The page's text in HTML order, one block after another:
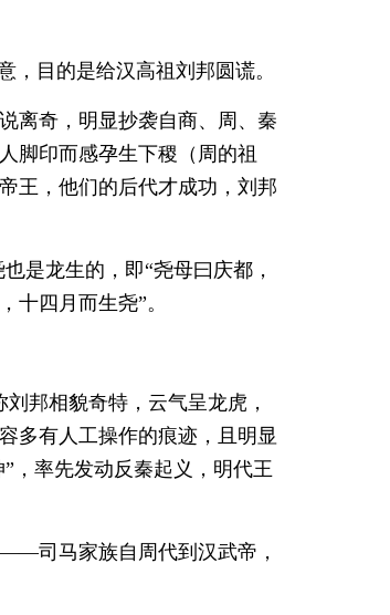
，目的是给汉高祖刘邦圆谎。
离奇，明显抄袭自商、周、秦
脚印而感孕生下稷（周的祖
王，他们的后代才成功，刘邦
是龙生的，即“尧母曰庆都，
十四月而生尧”。
邦相貌奇特，云气呈龙虎，
多有人工操作的痕迹，且明显
，率先发动反秦起义，明代王
司马家族自周代到汉武帝，